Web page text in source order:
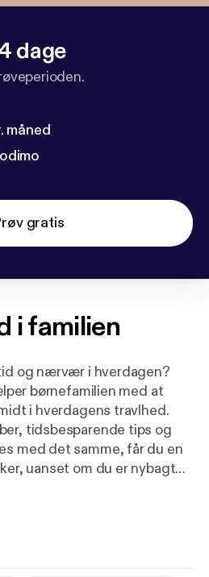
dage
måned
gratis
i familien
og nærvær i hverdagen?
børnefamilien med at
i hverdagens travlhed.
tidsbesparende tips og
med det samme, får du en
uanset om du er nybagt
udfordringer, træthed og en
du hellere handle og finde
er til dig, der længes efter en